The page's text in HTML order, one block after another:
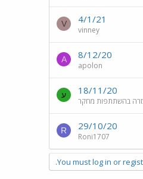
4/1/21
vinney
V
8/12/20
apolon
A
18/11/20
בהשתתפות מחקר
ע
29/10/20
Roni1707
R
You must log in or